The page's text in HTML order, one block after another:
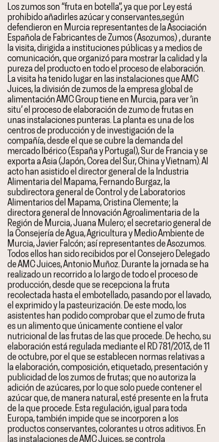
Los zumos son “fruta en botella”, ya que por Ley está
prohibido añadirles azúcar y conservantes,según
defendieron en Murcia representantes de la Asociación
Española de Fabricantes de Zumos (Asozumos) , durante
la visita, dirigida a instituciones públicas y a medios de
comunicación, que organizó para mostrar la calidad y la
pureza del producto en todo el proceso de elaboración.
La visita ha tenido lugar en las instalaciones que AMC
Juices, la división de zumos de la empresa global de
alimentación AMC Group tiene en Murcia, para ver ‘in
situ’ el proceso de elaboración de zumo de frutas en
unas instalaciones punteras. La planta es una de los
centros de producción y de investigación de la
compañía, desde el que se cubre la demanda del
mercado Ibérico (España y Portugal), Sur de Francia y se
exporta a Asia (Japón, Corea del Sur, China y Vietnam). Al
acto han asistido el director general de la Industria
Alimentaria del Mapama, Fernando Burgaz, la
subdirectora general de Control y de Laboratorios
Alimentarios del Mapama, Cristina Clemente; la
directora general de Innovación Agroalimentaria de la
Región de Murcia, Juana Mulero; el secretario general de
la Consejería de Agua, Agricultura y Medio Ambiente de
Murcia, Javier Falcón; así representantes de Asozumos.
Todos ellos han sido recibidos por el Consejero Delegado
de AMC Juices, Antonio Muñoz. Durante la jornada se ha
realizado un recorrido a lo largo de todo el proceso de
producción, desde que se recepciona la fruta
recolectada hasta el embotellado, pasando por el lavado,
el exprimido y la pasteurización. De este modo, los
asistentes han podido comprobar que el zumo de fruta
es un alimento que únicamente contiene el valor
nutricional de las frutas de las que procede. De hecho, su
elaboración está regulada mediante el RD 781/2013, de 11
de octubre, por el que se establecen normas relativas a
la elaboración, composición, etiquetado, presentación y
publicidad de los zumos de frutas; que no autoriza la
adición de azúcares, por lo que solo puede contener el
azúcar que, de manera natural, esté presente en la fruta
de la que procede. Esta regulación, igual para toda
Europa, también impide que se incorporen a los
productos conservantes, colorantes u otros aditivos. En
las instalaciones de AMC Juices, se controla